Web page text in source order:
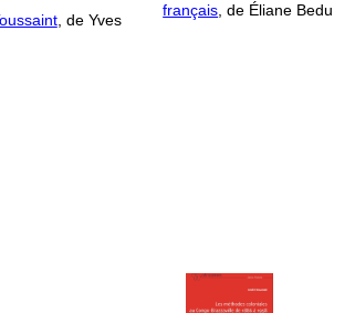
, de Yves
français, de Éliane Bedu